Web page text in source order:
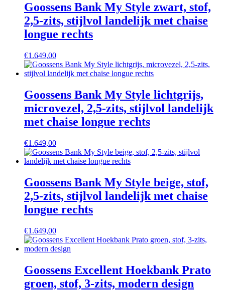
Goossens Bank My Style zwart, stof,
2,5-zits, stijlvol landelijk met chaise
longue rechts
€1.649,00
Goossens Bank My Style lichtgrijs,
microvezel, 2,5-zits, stijlvol landelijk
met chaise longue rechts
€1.649,00
Goossens Bank My Style beige, stof,
2,5-zits, stijlvol landelijk met chaise
longue rechts
€1.649,00
Goossens Excellent Hoekbank Prato
groen, stof, 3-zits, modern design